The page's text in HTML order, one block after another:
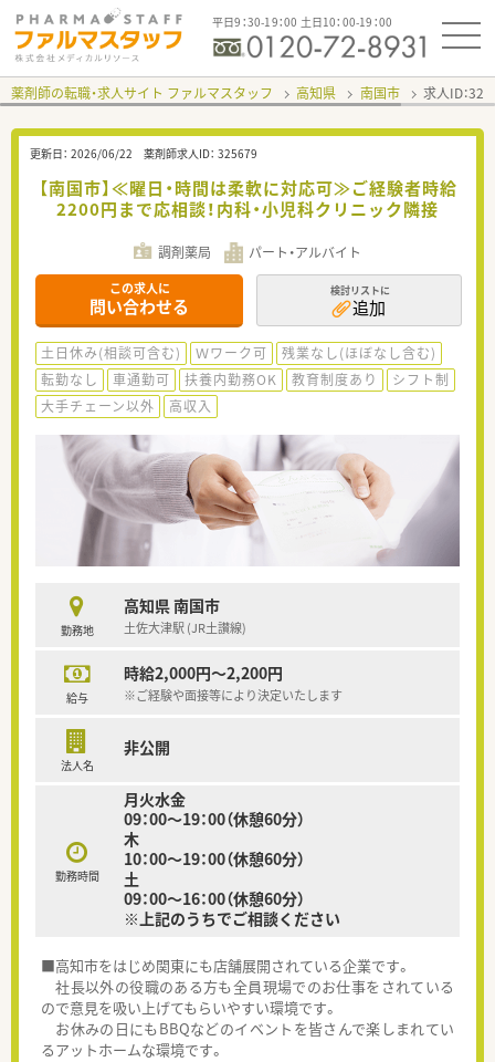
平日9：30-19：00 土日10：00-19：00
薬剤師の転職・求人サイト ファルマスタッフ 高知県 南国市 求人ID：
更新日： 2026/06/22 薬剤師求人ID： 325679
【南国市】≪曜日・時間は柔軟に対応可≫ご経験者時給
2200円まで応相談！内科・小児科クリニック隣接
調剤薬局 パート・アルバイト
この求人に
問い合わせる
検討リストに
追加
土日休み(相談可含む) Ｗワーク可
残業なし(ほぼなし含む)
転勤なし
車通勤可 扶養内勤務OK 教育制度あり
シフト制
大手チェーン以外
高収入
勤務地
高知県 南国市
土佐大津駅 (JR土讃線)
給与
時給2,000円～2,200円
※ご経験や面接等により決定いたします
法人名
非公開
勤務時間
月火水金
09：00～19：00（休憩60分）
木
10：00～19：00（休憩60分）
土
09：00～16：00（休憩60分）
※上記のうちでご相談ください
■高知市をはじめ関東にも店舗展開されている企業です。
社長以外の役職のある方も全員現場でのお仕事をされている
ので意見を吸い上げてもらいやすい環境です。
お休みの日にもBBQなどのイベントを皆さんで楽しまれてい
るアットホームな環境です。